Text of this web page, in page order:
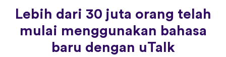
Lebih dari 30 juta orang telah
mulai menggunakan bahasa
baru dengan uTalk